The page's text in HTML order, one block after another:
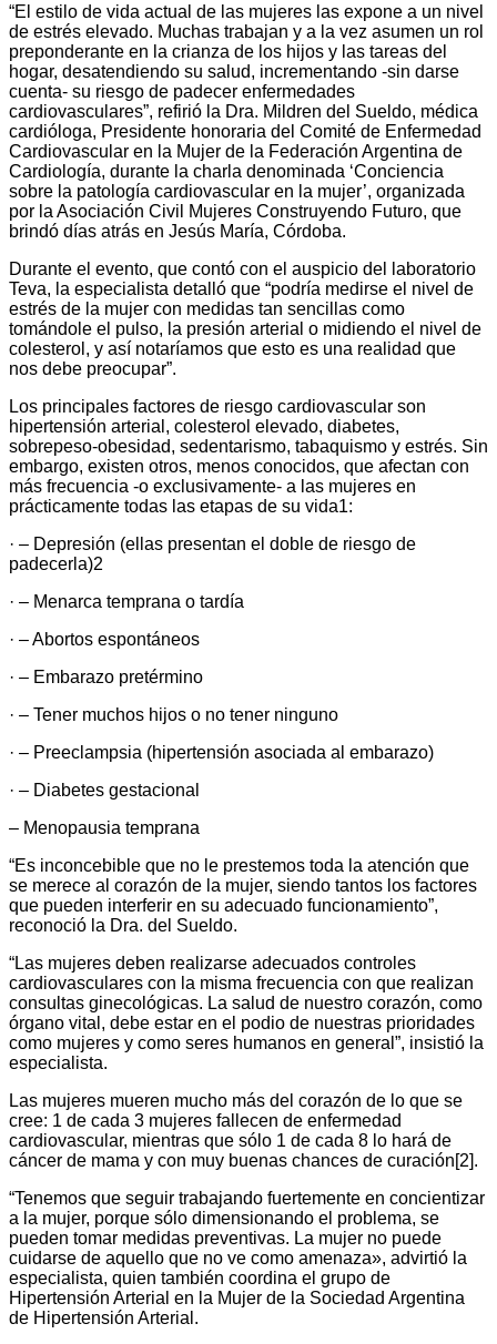
“El estilo de vida actual de las mujeres las expone a un nivel
de estrés elevado. Muchas trabajan y a la vez asumen un rol
preponderante en la crianza de los hijos y las tareas del
hogar, desatendiendo su salud, incrementando -sin darse
cuenta- su riesgo de padecer enfermedades
cardiovasculares”, refirió la Dra. Mildren del Sueldo, médica
cardióloga, Presidente honoraria del Comité de Enfermedad
Cardiovascular en la Mujer de la Federación Argentina de
Cardiología, durante la charla denominada ‘Conciencia
sobre la patología cardiovascular en la mujer’, organizada
por la Asociación Civil Mujeres Construyendo Futuro, que
brindó días atrás en Jesús María, Córdoba.
Durante el evento, que contó con el auspicio del laboratorio
Teva, la especialista detalló que “podría medirse el nivel de
estrés de la mujer con medidas tan sencillas como
tomándole el pulso, la presión arterial o midiendo el nivel de
colesterol, y así notaríamos que esto es una realidad que
nos debe preocupar”.
Los principales factores de riesgo cardiovascular son
hipertensión arterial, colesterol elevado, diabetes,
sobrepeso-obesidad, sedentarismo, tabaquismo y estrés. Sin
embargo, existen otros, menos conocidos, que afectan con
más frecuencia -o exclusivamente- a las mujeres en
prácticamente todas las etapas de su vida1:
· – Depresión (ellas presentan el doble de riesgo de
padecerla)2
· – Menarca temprana o tardía
· – Abortos espontáneos
· – Embarazo pretérmino
· – Tener muchos hijos o no tener ninguno
· – Preeclampsia (hipertensión asociada al embarazo)
· – Diabetes gestacional
– Menopausia temprana
“Es inconcebible que no le prestemos toda la atención que
se merece al corazón de la mujer, siendo tantos los factores
que pueden interferir en su adecuado funcionamiento”,
reconoció la Dra. del Sueldo.
“Las mujeres deben realizarse adecuados controles
cardiovasculares con la misma frecuencia con que realizan
consultas ginecológicas. La salud de nuestro corazón, como
órgano vital, debe estar en el podio de nuestras prioridades
como mujeres y como seres humanos en general”, insistió la
especialista.
Las mujeres mueren mucho más del corazón de lo que se
cree: 1 de cada 3 mujeres fallecen de enfermedad
cardiovascular, mientras que sólo 1 de cada 8 lo hará de
cáncer de mama y con muy buenas chances de curación[2].
“Tenemos que seguir trabajando fuertemente en concientizar
a la mujer, porque sólo dimensionando el problema, se
pueden tomar medidas preventivas. La mujer no puede
cuidarse de aquello que no ve como amenaza», advirtió la
especialista, quien también coordina el grupo de
Hipertensión Arterial en la Mujer de la Sociedad Argentina
de Hipertensión Arterial.